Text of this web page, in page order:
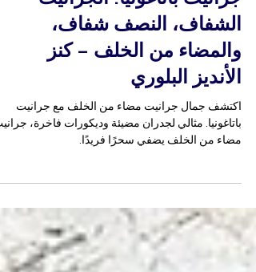
جرانيت باتاغونيا: الجرانيت
الشفاف، النصف شفاف،
والمضاء من الخلف – كنز
الأنديز البلوري
اكتشف جمال جرانيت مضاء من الخلف مع جرانيت
باتاغونيا. مثالي لجدران مضيئة وديكورات فاخرة،